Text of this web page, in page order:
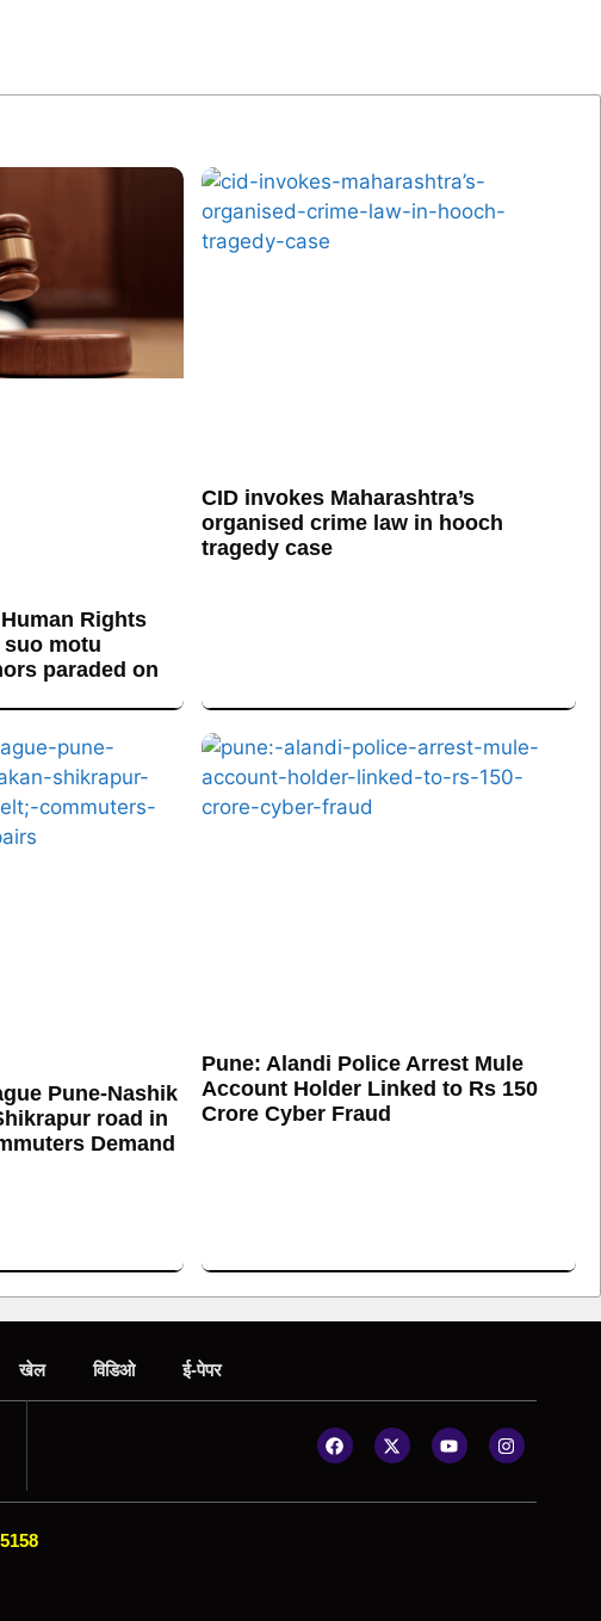
Rights
motu
paraded on
CID invokes Maharashtra’s
organised crime law in hooch
tragedy case
Pune-Nashik
road in
Demand
Pune: Alandi Police Arrest Mule
Account Holder Linked to Rs 150
Crore Cyber Fraud
खेल विडिओ ई-पेपर